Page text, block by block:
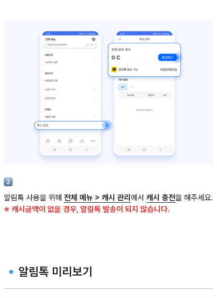
알림톡 사용을 위해 전체 메뉴 > 캐시 관리 에서 캐시 충전을 해주세요.
※ 캐시금액이 없을 경우, 알림톡 발송이 되지 않습니다.
🔹알림톡 미리보기